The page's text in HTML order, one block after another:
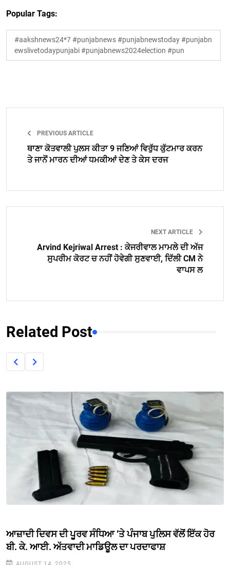
Popular Tags:
#aakshnews24*7 #punjabnews #punjabnewstoday #punjabn
ewslivetodaypunjabi #punjabnews2024election #pun
PREVIOUS ARTICLE
ਥਾਣਾ ਕੋਤਵਾਲੀ ਪੁਲਸ ਕੀਤਾ 9 ਜਣਿਆਂ ਵਿਰੁੱਧ ਕੁੱਟਮਾਰ ਕਰਨ
ਤੇ ਜਾਨੋਂ ਮਾਰਨ ਦੀਆਂ ਧਮਕੀਆਂ ਦੇਣ ਤੇ ਕੇਸ ਦਰਜ
NEXT ARTICLE
Arvind Kejriwal Arrest : ਕੇਜਰੀਵਾਲ ਮਾਮਲੇ ਦੀ ਅੱਜ
ਸੁਪਰੀਮ ਕੋਰਟ ਚ ਨਹੀਂ ਹੋਵੇਗੀ ਸੁਣਵਾਈ, ਦਿੱਲੀ CM ਨੇ
ਵਾਪਸ ਲ
Related Post
ਆਜ਼ਾਦੀ ਦਿਵਸ ਦੀ ਪੂਰਵ ਸੰਧਿਆ ‘ਤੇ ਪੰਜਾਬ ਪੁਲਿਸ ਵੱਲੋਂ ਇੱਕ ਹੋਰ
ਬੀ. ਕੇ. ਆਈ. ਅੱਤਵਾਦੀ ਮਾਡਿਊਲ ਦਾ ਪਰਦਾਫਾਸ਼